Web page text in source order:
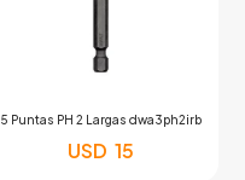
5 Puntas PH 2 Largas dwa3ph2irb
USD 15